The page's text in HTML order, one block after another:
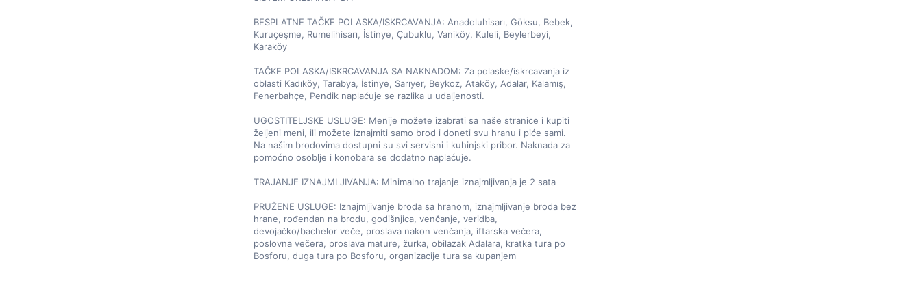
BESPLATNE TAČKE POLASKA/ISKRCAVANJA: Anadoluhisarı, Göksu, Bebek,
Kuruçeşme, Rumelihisarı, İstinye, Çubuklu, Vaniköy, Kuleli, Beylerbeyi,
Karaköy
TAČKE POLASKA/ISKRCAVANJA SA NAKNADOM: Za polaske/iskrcavanja iz
oblasti Kadıköy, Tarabya, İstinye, Sarıyer, Beykoz, Ataköy, Adalar, Kalamış,
Fenerbahçe, Pendik naplaćuje se razlika u udaljenosti.
UGOSTITELJSKE USLUGE: Menije možete izabrati sa naše stranice i kupiti
željeni meni, ili možete iznajmiti samo brod i doneti svu hranu i piće sami.
Na našim brodovima dostupni su svi servisni i kuhinjski pribor. Naknada za
pomoćno osoblje i konobara se dodatno naplaćuje.
TRAJANJE IZNAJMLJIVANJA: Minimalno trajanje iznajmljivanja je 2 sata
PRUŽENE USLUGE: Iznajmljivanje broda sa hranom, iznajmljivanje broda bez
hrane, rođendan na brodu, godišnjica, venčanje, veridba,
devojačko/bachelor veče, proslava nakon venčanja, iftarska večera,
poslovna večera, proslava mature, žurka, obilazak Adalara, kratka tura po
Bosforu, duga tura po Bosforu, organizacije tura sa kupanjem